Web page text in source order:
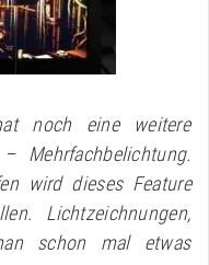
noch eine weitere
Mehrfachbelichtung.
wird dieses Feature
Lichtzeichnungen,
schon mal etwas